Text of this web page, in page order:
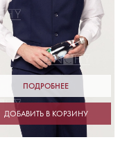
ПОДРОБНЕЕ
ДОБАВИТЬ В КОРЗИНУ